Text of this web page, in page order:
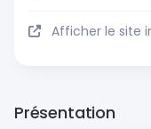
Afficher le site
Présentation